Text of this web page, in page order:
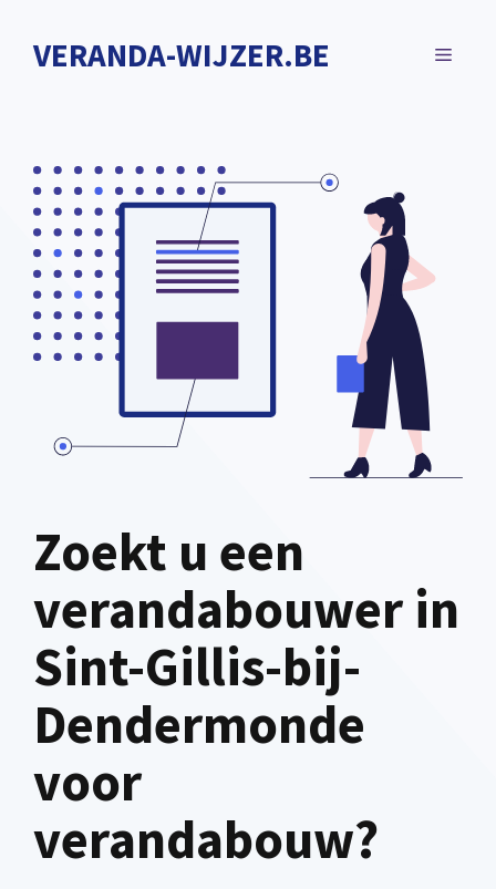
naarVERANDA-WIJZER.BE MENU
Zoekt u een
verandabouwer in
Sint-Gillis-bij-
Dendermonde
voor
verandabouw?